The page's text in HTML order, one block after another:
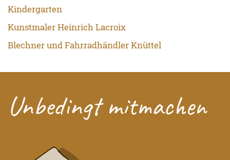
Kindergarten
Kunstmaler Heinrich Lacroix
Blechner und Fahrradhändler Knüttel
Unbedingt mitmachen